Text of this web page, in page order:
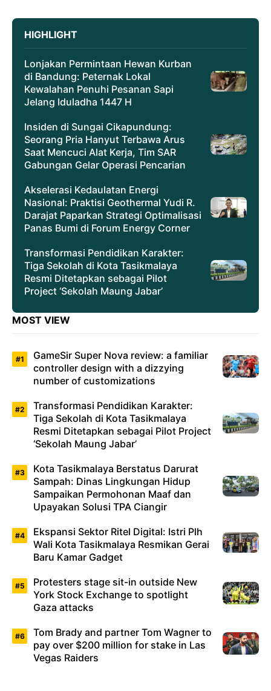
HIGHLIGHT
Lonjakan Permintaan Hewan Kurban
di Bandung: Peternak Lokal
Kewalahan Penuhi Pesanan Sapi
Jelang Iduladha 1447 H
Insiden di Sungai Cikapundung:
Seorang Pria Hanyut Terbawa Arus
Saat Mencuci Alat Kerja, Tim SAR
Gabungan Gelar Operasi Pencarian
Akselerasi Kedaulatan Energi
Nasional: Praktisi Geothermal Yudi R.
Darajat Paparkan Strategi Optimalisasi
Panas Bumi di Forum Energy Corner
Transformasi Pendidikan Karakter:
Tiga Sekolah di Kota Tasikmalaya
Resmi Ditetapkan sebagai Pilot
Project ‘Sekolah Maung Jabar’
MOST VIEW
GameSir Super Nova review: a familiar
controller design with a dizzying
number of customizations
Transformasi Pendidikan Karakter:
Tiga Sekolah di Kota Tasikmalaya
Resmi Ditetapkan sebagai Pilot Project
‘Sekolah Maung Jabar’
Kota Tasikmalaya Berstatus Darurat
Sampah: Dinas Lingkungan Hidup
Sampaikan Permohonan Maaf dan
Upayakan Solusi TPA Ciangir
Ekspansi Sektor Ritel Digital: Istri Plh
Wali Kota Tasikmalaya Resmikan Gerai
Baru Kamar Gadget
Protesters stage sit-in outside New
York Stock Exchange to spotlight
Gaza attacks
Tom Brady and partner Tom Wagner to
pay over $200 million for stake in Las
Vegas Raiders